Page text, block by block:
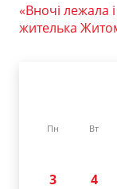
«Вночі лежала
жителька
Пн Вт
3
4